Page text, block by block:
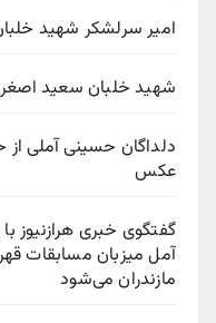
امیر سرلشکر شهید
شهید خلبان سعید
دلداگان حسینی آملی از
عکس
گفتگوی خبری
آمل میزبان مسابقات
مازندران می‌شود